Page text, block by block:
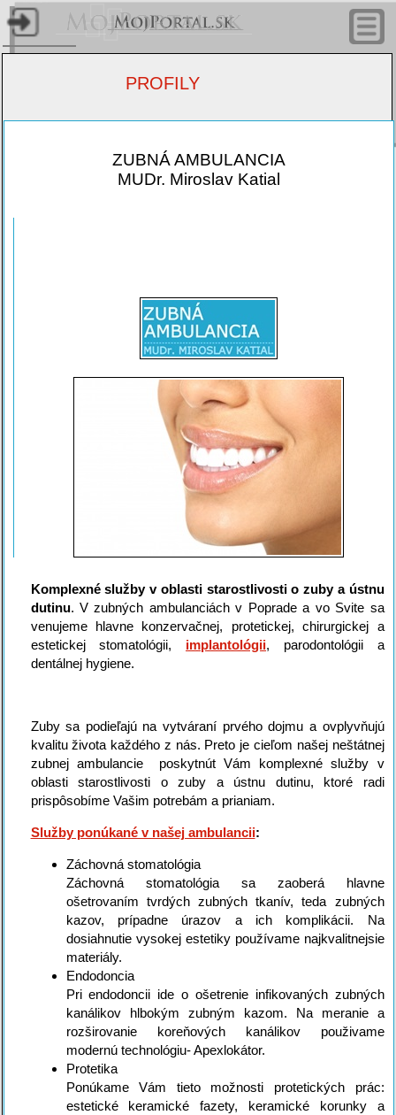
PROFILY
ZUBNÁ AMBULANCIA
MUDr. Miroslav Katial
Komplexné služby v oblasti starostlivosti o zuby a ústnu
dutinu. V zubných ambulanciách v Poprade a vo Svite sa
venujeme hlavne konzervačnej, protetickej, chirurgickej a
estetickej stomatológii, implantológii, parodontológii a
dentálnej hygiene.
Zuby sa podieľajú na vytváraní prvého dojmu a ovplyvňujú
kvalitu života každého z nás. Preto je cieľom našej neštátnej
zubnej ambulancie poskytnút Vám komplexné služby v
oblasti starostlivosti o zuby a ústnu dutinu, ktoré radi
prispôsobíme Vašim potrebám a prianiam.
Služby ponúkané v našej ambulancii:
Záchovná stomatológia
Záchovná stomatológia sa zaoberá hlavne
ošetrovaním tvrdých zubných tkanív, teda zubných
kazov, prípadne úrazov a ich komplikácii. Na
dosiahnutie vysokej estetiky používame najkvalitnejsie
materiály.
Endodoncia
Pri endodoncii ide o ošetrenie infikovaných zubných
kanálikov hlbokým zubným kazom. Na meranie a
rozširovanie koreňových kanálikov použivame
modernú technológiu- Apexlokátor.
Protetika
Ponúkame Vám tieto možnosti protetických prác:
estetické keramické fazety, keramické korunky a